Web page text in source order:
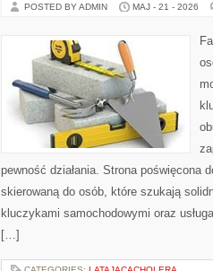
POSTED BY ADMIN MAJ - 21 - 2026
pewność działania. Strona poświęcona
skierowaną do osób, które szukają
kluczykami samochodowymi oraz
[…]